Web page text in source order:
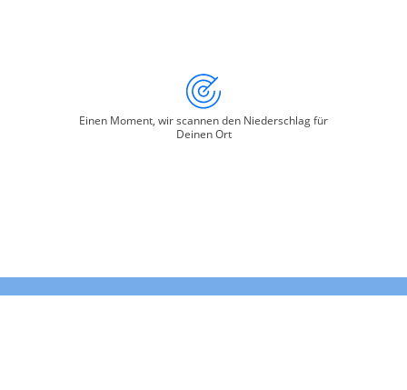
Einen Moment, wir scannen den Niederschlag für
Deinen Ort